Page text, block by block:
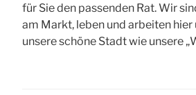
für Sie den passenden Rat. Wir
am Markt, leben und arbeiten hier
unsere schöne Stadt wie unsere